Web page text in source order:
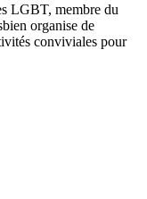
LGBT, membre du
organise de
conviviales pour